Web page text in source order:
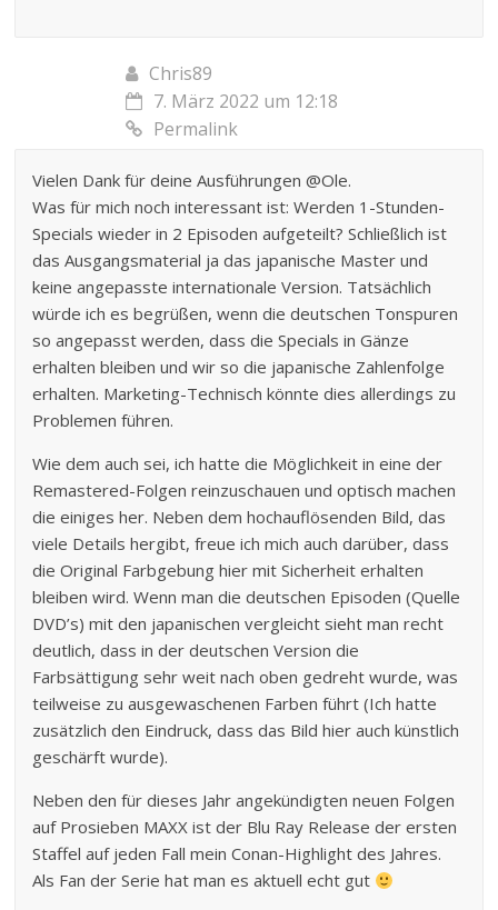
Chris89
7. März 2022 um 12:18
Permalink
Vielen Dank für deine Ausführungen @Ole.
Was für mich noch interessant ist: Werden 1-Stunden-
Specials wieder in 2 Episoden aufgeteilt? Schließlich ist
das Ausgangsmaterial ja das japanische Master und
keine angepasste internationale Version. Tatsächlich
würde ich es begrüßen, wenn die deutschen Tonspuren
so angepasst werden, dass die Specials in Gänze
erhalten bleiben und wir so die japanische Zahlenfolge
erhalten. Marketing-Technisch könnte dies allerdings zu
Problemen führen.
Wie dem auch sei, ich hatte die Möglichkeit in eine der
Remastered-Folgen reinzuschauen und optisch machen
die einiges her. Neben dem hochauflösenden Bild, das
viele Details hergibt, freue ich mich auch darüber, dass
die Original Farbgebung hier mit Sicherheit erhalten
bleiben wird. Wenn man die deutschen Episoden (Quelle
DVD’s) mit den japanischen vergleicht sieht man recht
deutlich, dass in der deutschen Version die
Farbsättigung sehr weit nach oben gedreht wurde, was
teilweise zu ausgewaschenen Farben führt (Ich hatte
zusätzlich den Eindruck, dass das Bild hier auch künstlich
geschärft wurde).
Neben den für dieses Jahr angekündigten neuen Folgen
auf Prosieben MAXX ist der Blu Ray Release der ersten
Staffel auf jeden Fall mein Conan-Highlight des Jahres.
Als Fan der Serie hat man es aktuell echt gut